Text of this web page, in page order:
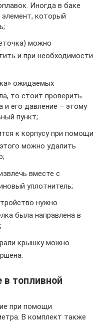
Иногда в баке
который
можно
и при необходимости
ожидаемых
то стоит проверить
и его давление – этому
пункт;
к корпусу при помощи
можно удалить
вместе с
уплотнитель;
нужно
была направлена в
крышку можно
в топливной
при помощи
В комплект также